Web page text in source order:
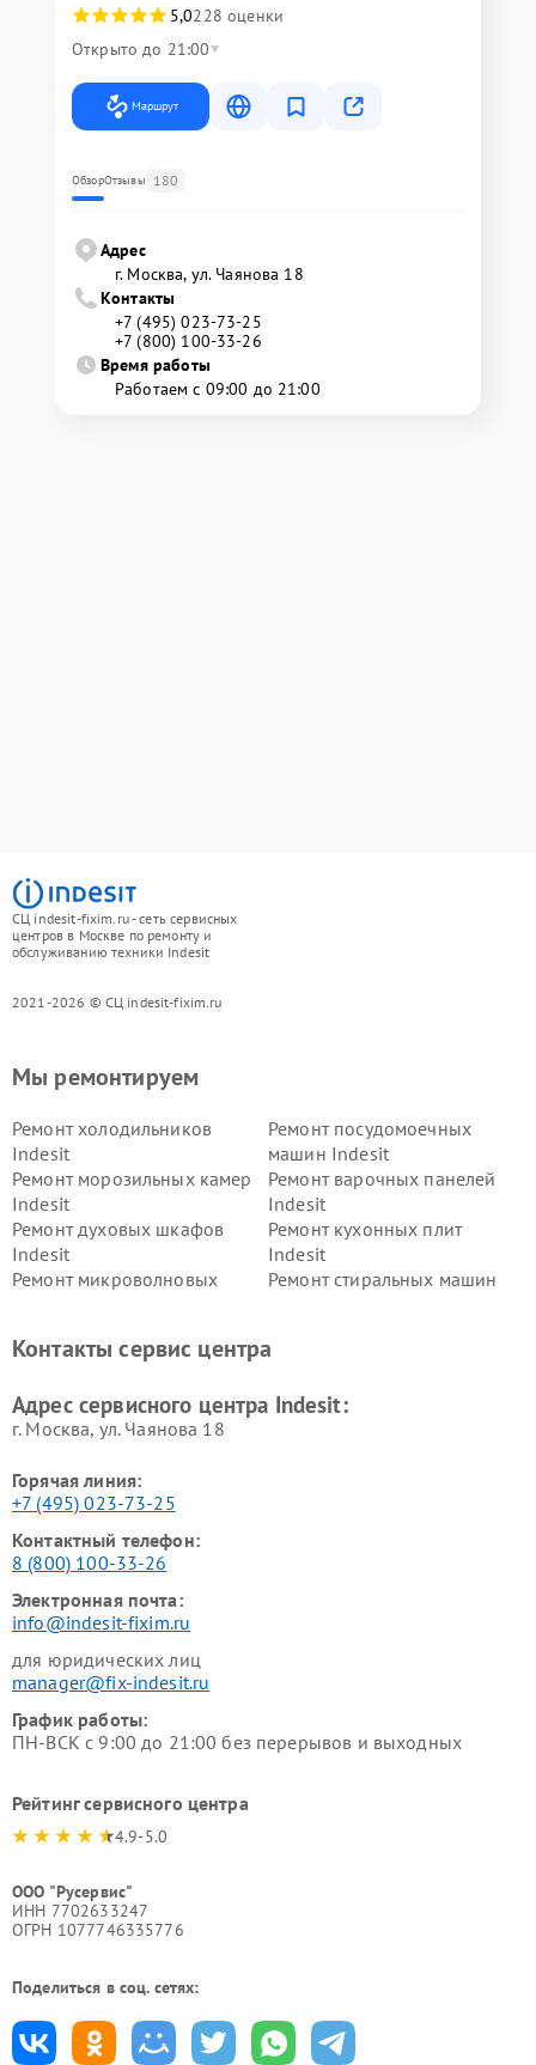
5,0228 оценки
Открыто до 21:00
Маршрут
ОбзорОтзывы 180
Адрес
г. Москва, ул. Чаянова 18
Контакты
+7 (495) 023-73-25
+7 (800) 100-33-26
Время работы
Работаем с 09:00 до 21:00
СЦ indesit-fixim.ru - сеть сервисных
центров в Москве по ремонту и
обслуживанию техники Indesit
2021-2026 © СЦ indesit-fixim.ru
Мы ремонтируем
Ремонт холодильников
Indesit
Ремонт посудомоечных
машин Indesit
Ремонт морозильных камер
Indesit
Ремонт варочных панелей
Indesit
Ремонт духовых шкафов
Indesit
Ремонт кухонных плит
Indesit
Ремонт микроволновых
Ремонт стиральных машин
Indesit
Indesit
Контакты сервис центра
Адрес сервисного центра Indesit:
г. Москва, ул. Чаянова 18
Горячая линия:
+7 (495) 023-73-25
Контактный телефон:
8 (800) 100-33-26
Электронная почта:
info@indesit-fixim.ru
для юридических лиц
manager@fix-indesit.ru
График работы:
ПН-ВСК с 9:00 до 21:00 без перерывов и выходных
Рейтинг сервисного центра
4.9-5.0
ООО "Русервис"
ИНН 7702633247
ОГРН 1077746335776
Поделиться в соц. сетях: